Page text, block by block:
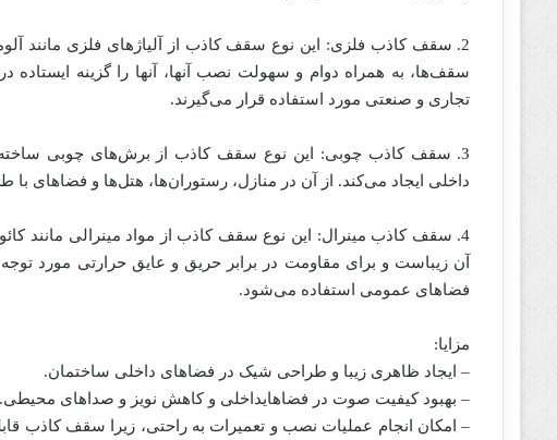
2. سقف کاذب فلزی: این نوع سقف کاذب از آلیاژهای فلزی مانند
سقف‌ها، به همراه دوام و سهولت نصب آنها، آنها را گزینه ایستاده
تجاری و صنعتی مورد استفاده قرار می‌گیرند.
3. سقف کاذب چوبی: این نوع سقف کاذب از برش‌های چوبی
داخلی ایجاد می‌کند. از آن در منازل، رستوران‌ها، هتل‌ها و فضاهای
4. سقف کاذب مینرال: این نوع سقف کاذب از مواد مینرالی مانند
آن زیباست و برای مقاومت در برابر حریق و عایق حرارتی مورد
فضاهای عمومی استفاده می‌شود.
مزایا:
– ایجاد ظاهری زیبا و طراحی شیک در فضاهای داخلی ساختمان.
– بهبود کیفیت صوت در فضاهایداخلی و کاهش نویز و صداهای محیطی.
– امکان انجام عملیات نصب و تعمیرات به راحتی، زیرا سقف کاذب